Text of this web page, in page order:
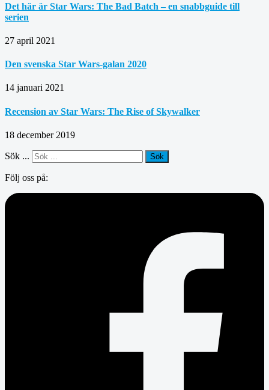
Det här är Star Wars: The Bad Batch – en snabbguide till
serien
27 april 2021
Den svenska Star Wars-galan 2020
14 januari 2021
Recension av Star Wars: The Rise of Skywalker
18 december 2019
Sök ... Sök
Följ oss på: